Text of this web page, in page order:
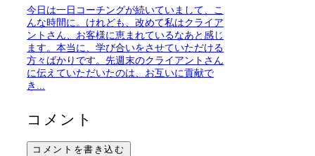
今日は一日コーチングが続いていまして、こ
んな時間に。けれども、改めて私はクライア
ントさん、お客様に恵まれているなあと感じ
ます。本当に、学び合いをさせていただける
方々ばかりです。先週末のクライアントさん
に伝えていただいたのは、お互いに貢献で
き...
コメント
コメントを書き込む